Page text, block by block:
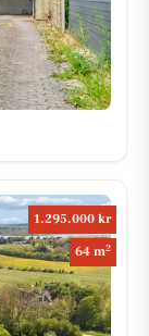
1.295.000 kr
64 m2